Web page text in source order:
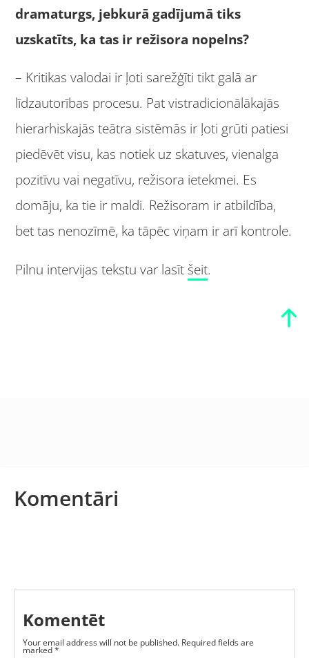
dramaturgs, jebkurā gadījumā tiks
uzskatīts, ka tas ir režisora nopelns?
– Kritikas valodai ir ļoti sarežģīti tikt galā ar
līdzautorības procesu. Pat vistradicionālākajās
hierarhiskajās teātra sistēmās ir ļoti grūti patiesi
piedēvēt visu, kas notiek uz skatuves, vienalga
pozitīvu vai negatīvu, režisora ietekmei. Es
domāju, ka tie ir maldi. Režisoram ir atbildība,
bet tas nenozīmē, ka tāpēc viņam ir arī kontrole.
Pilnu intervijas tekstu var lasīt šeit.
Komentāri
Komentēt
Your email address will not be published. Required fields are
marked*